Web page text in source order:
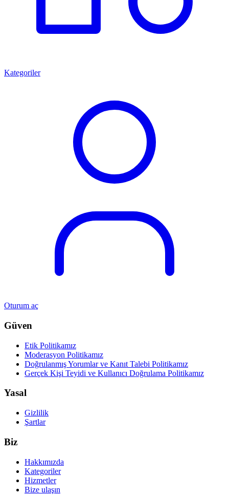
Kategoriler
Oturum aç
Güven
Etik Politikamız
Moderasyon Politikamız
Doğrulanmış Yorumlar ve Kanıt Talebi Politikamız
Gerçek Kişi Teyidi ve Kullanıcı Doğrulama Politikamız
Yasal
Gizlilik
Şartlar
Biz
Hakkımızda
Kategoriler
Hizmetler
Bize ulaşın